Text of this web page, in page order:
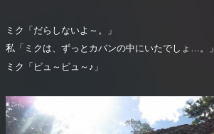
ミク「だらしないよ～。」
私「ミクは、ずっとカバンの中にいたでしょ…。」
ミク「ピュ～ピュ～♪」